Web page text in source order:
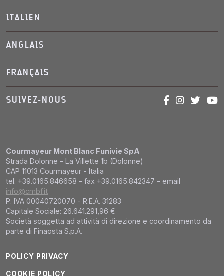
ITALIEN
ANGLAIS
FRANÇAIS
SUIVEZ-NOUS
Courmayeur Mont Blanc Funivie SpA
Strada Dolonne - La Villette 1b (Dolonne)
CAP 11013 Courmayeur - Italia
tel. +39.0165.846658 - fax +39.0165.842347 - email
info@cmbf.it
P. IVA 00040720070 - R.E.A. 31283
Capitale Sociale: 26.641.291,96 €
Società soggetta ad attività di direzione e coordinamento da
parte di Finaosta S.p.A.
POLICY PRIVACY
COOKIE POLICY